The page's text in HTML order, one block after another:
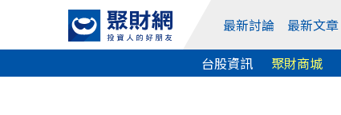
最新討論 最新文章
台股資訊
聚財商城